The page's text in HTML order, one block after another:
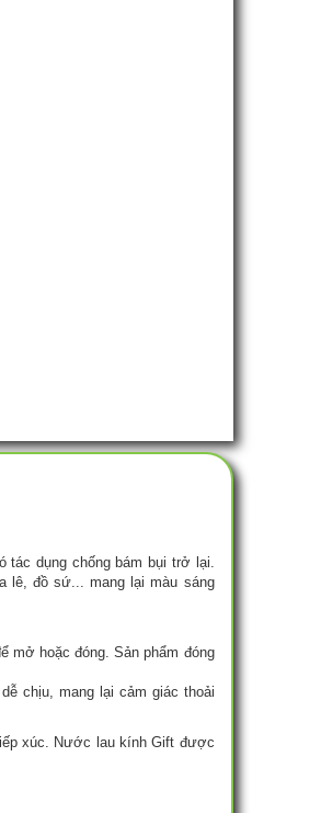
tác dụng chống bám bụi trở lại.
lê, đồ sứ... mang lại màu sáng
mở hoặc đóng. Sản phẩm đóng
chịu, mang lại cảm giác thoải
xúc. Nước lau kính Gift được